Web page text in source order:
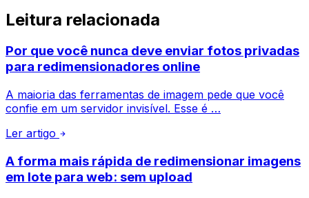
Leitura relacionada
Por que você nunca deve enviar fotos privadas
para redimensionadores online
A maioria das ferramentas de imagem pede que você
confie em um servidor invisível. Esse é …
Ler artigo
A forma mais rápida de redimensionar imagens
em lote para web: sem upload